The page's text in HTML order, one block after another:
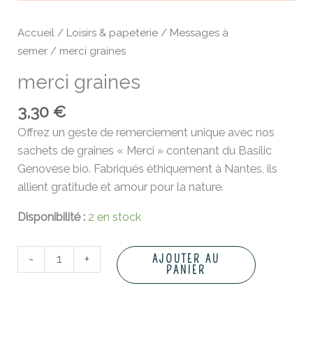
Accueil / Loisirs & papeterie / Messages à
semer / merci graines
merci graines
3,30€
Offrez un geste de remerciement unique avec nos
sachets de graines « Merci » contenant du Basilic
Genovese bio. Fabriqués éthiquement à Nantes, ils
allient gratitude et amour pour la nature.
Disponibilité : 2 en stock
- +
AJOUTER AU
PANIER